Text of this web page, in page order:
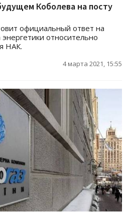
Коболева на посту
официальный ответ на
относительно
НАК.
4 марта 2021, 15:55